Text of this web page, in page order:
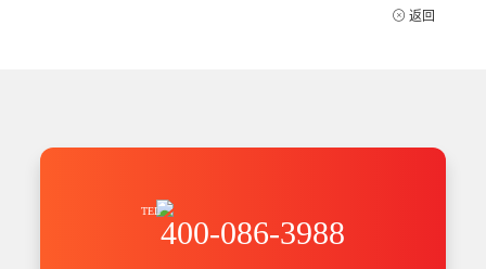
返回
TEL
400-086-3988